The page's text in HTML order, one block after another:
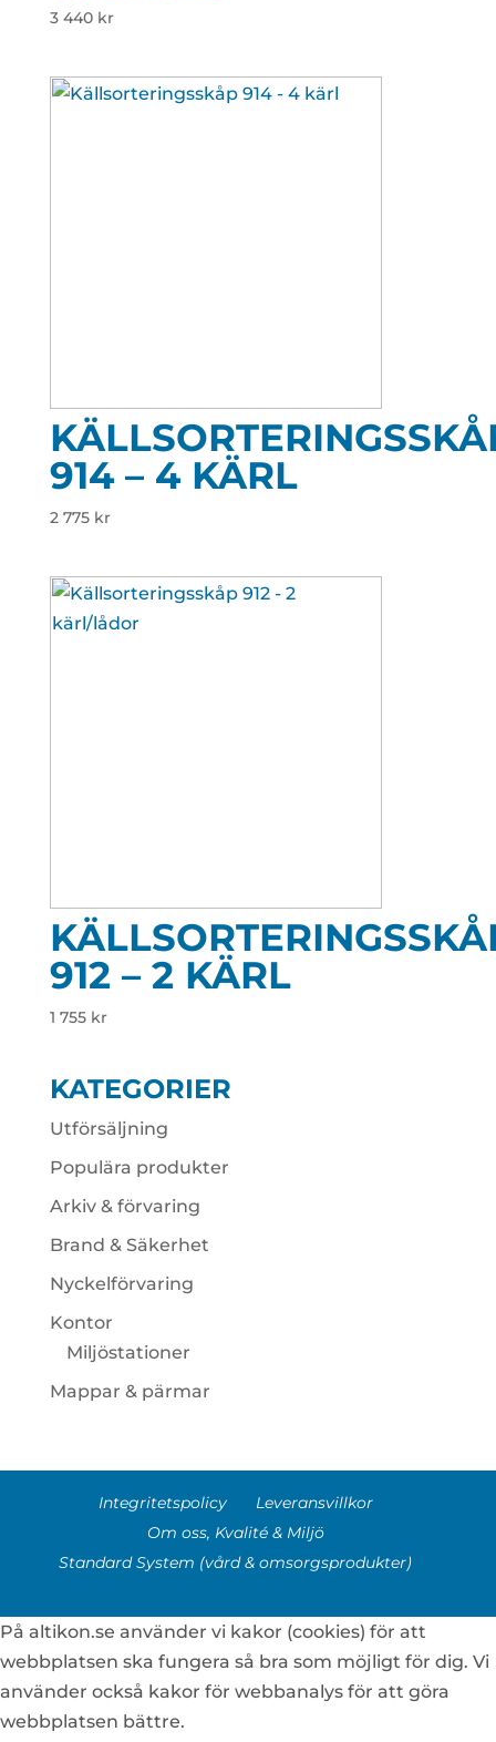
3 440 kr
914 – 4 KÄRL
2 775 kr
912 – 2 KÄRL
1 755 kr
KATEGORIER
Utförsäljning
Populära produkter
Arkiv & förvaring
Brand & Säkerhet
Nyckelförvaring
Kontor
Miljöstationer
Mappar & pärmar
Integritetspolicy
Leveransvillkor
Om oss, Kvalité & Miljö
Standard System (vård & omsorgsprodukter)
På altikon.se använder vi kakor (cookies) för att
webbplatsen ska fungera så bra som möjligt för dig. Vi
använder också kakor för webbanalys för att göra
webbplatsen bättre.